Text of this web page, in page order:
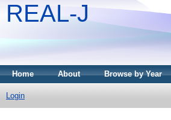
REAL-J
Home About Browse by Year
Login